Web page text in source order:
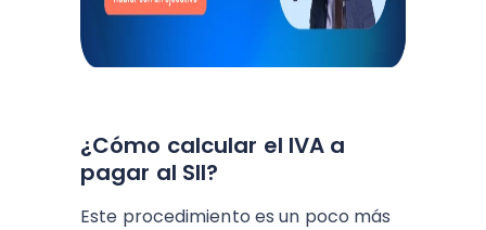
¿Cómo calcular el IVA a
pagar al SII?
Este procedimiento es un poco más